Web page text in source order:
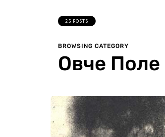
25 POSTS
BROWSING CATEGORY
Овче Поле